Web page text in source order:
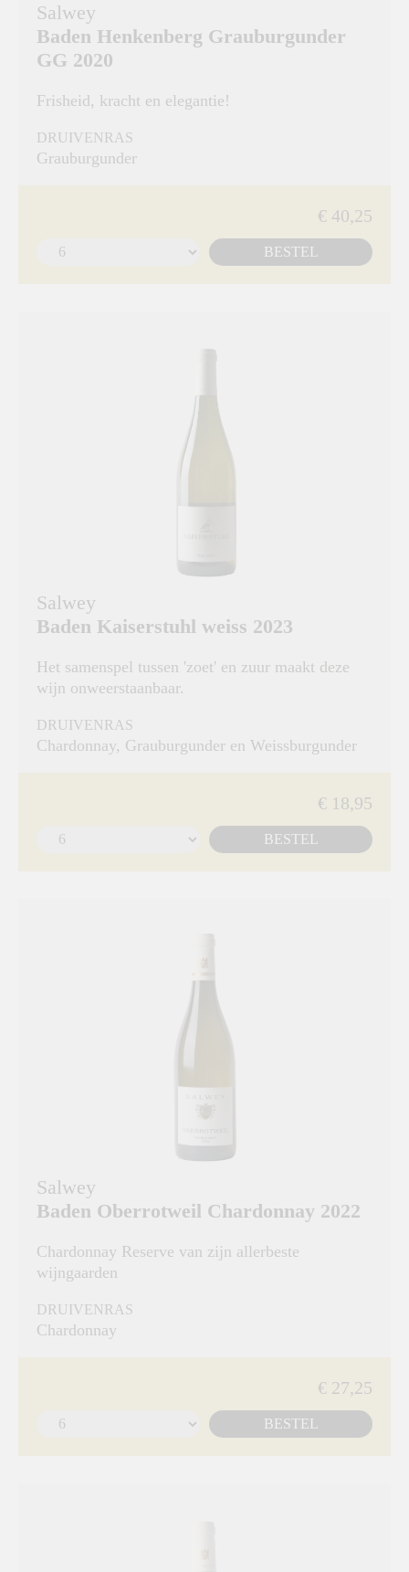
Salwey
Baden Henkenberg Grauburgunder
GG 2020
Frisheid, kracht en elegantie!
DRUIVENRAS
Grauburgunder
€ 40,25
BESTEL
Salwey
Baden Kaiserstuhl weiss 2023
Het samenspel tussen 'zoet' en zuur maakt deze
wijn onweerstaanbaar.
DRUIVENRAS
Chardonnay, Grauburgunder en Weissburgunder
€ 18,95
BESTEL
Salwey
Baden Oberrotweil Chardonnay 2022
Chardonnay Reserve van zijn allerbeste
wijngaarden
DRUIVENRAS
Chardonnay
€ 27,25
BESTEL